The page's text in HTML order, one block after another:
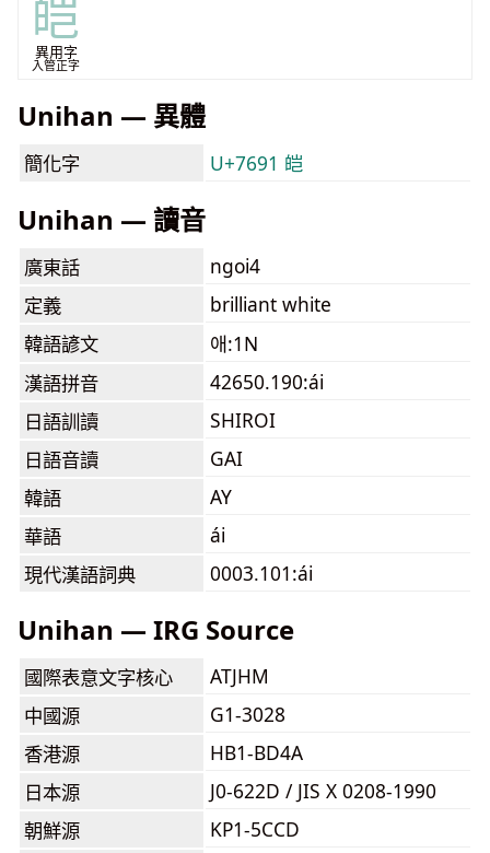
皑
異用字
入管正字
Unihan — 異體
簡化字 U+7691 皑
Unihan — 讀音
廣東話
ngoi4
定義
brilliant white
韓語諺文
애:1N
漢語拼音
42650.190:ái
日語訓讀
SHIROI
日語音讀
GAI
韓語
AY
華語
ái
現代漢語詞典
0003.101:ái
Unihan — IRG Source
國際表意文字核心
ATJHM
中國源
G1-3028
香港源
HB1-BD4A
日本源
J0-622D / JIS X 0208-1990
朝鮮源
KP1-5CCD